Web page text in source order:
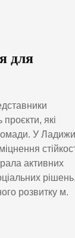
для
які
У
активних
рішень.
розвитку м.